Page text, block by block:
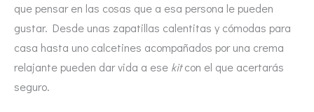
que pensar en las cosas que a esa persona le pueden
gustar. Desde unas zapatillas calentitas y cómodas para
casa hasta uno calcetines acompañados por una crema
relajante pueden dar vida a ese kitcon el que acertarás
seguro.